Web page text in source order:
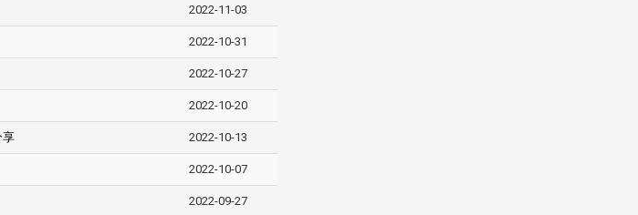
2022-11-03
2022-10-31
2022-10-27
2022-10-20
享 2022-10-13
2022-10-07
2022-09-27